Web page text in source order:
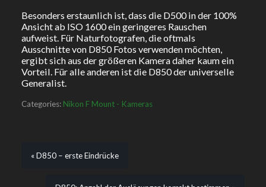
Besonders erstaunlich ist, dass die D500 in der 100%
Ansicht ab ISO 1600 ein geringeres Rauschen
aufweist. Für Naturfotografen, die oftmals
Ausschnitte von D850 Fotos verwenden möchten,
ergibt sich aus der größeren Kamera daher kaum ein
Vorteil. Für alle anderen ist die D850 der universelle
Generalist.
Categories: Nikon F Mount - Kameras
« D850 – erste Eindrücke